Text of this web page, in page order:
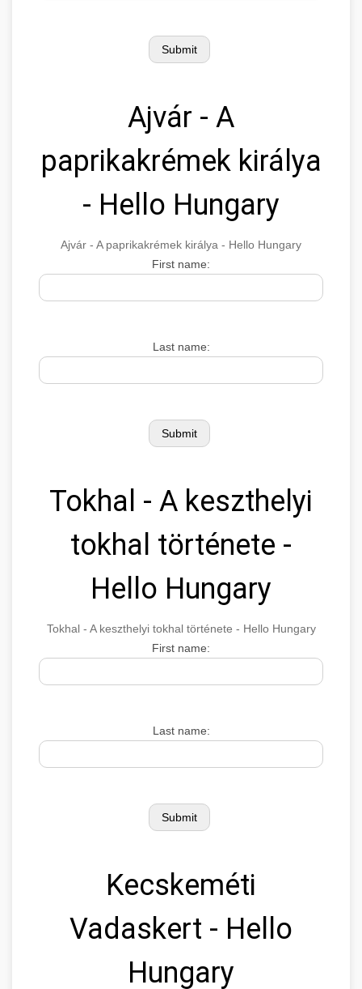
Ajvár - A
paprikakrémek királya
- Hello Hungary
Ajvár - A paprikakrémek királya - Hello Hungary
First name:
Last name:
Tokhal - A keszthelyi
tokhal története -
Hello Hungary
Tokhal - A keszthelyi tokhal története - Hello Hungary
First name:
Last name:
Kecskeméti
Vadaskert - Hello
Hungary